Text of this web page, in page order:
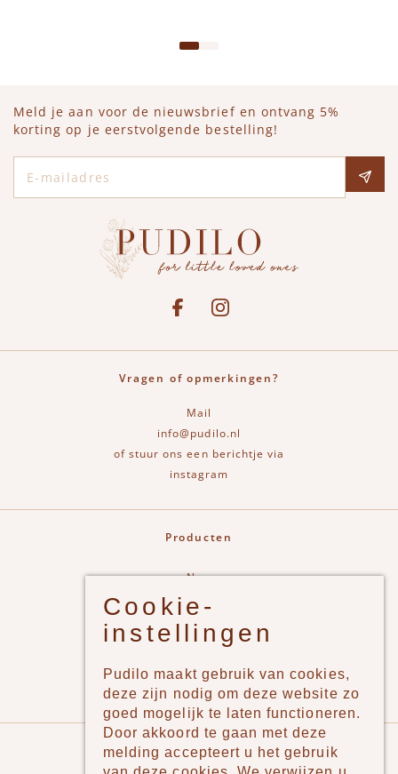
Meld je aan voor de nieuwsbrief en ontvang 5%
korting op je eerstvolgende bestelling!
See our FacebookBekijk onze Instagram pagina
Vragen of opmerkingen?
Mail
info@pudilo.nl
of stuur ons een berichtje via
instagram
Producten
New
Jongens
Meisjes
Merken
Pudilo
Cookie-
instellingen
Pudilo maakt gebruik van cookies,
deze zijn nodig om deze website zo
goed mogelijk te laten functioneren.
Door akkoord te gaan met deze
melding accepteert u het gebruik